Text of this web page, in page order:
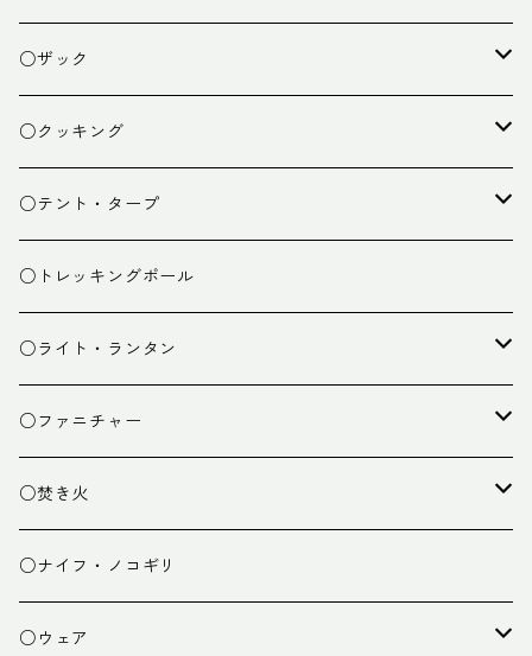
○ザック
ザック
スタッフバッグ
ザック小物
○クッキング
クッカー
バーナー
カトラリー
クッキング小物
○テント・タープ
テント
タープ
ペグ・ハンマー・小物
○トレッキングポール
○ライト・ランタン
ライト
ランタン
○ファニチャー
テーブル
チェア
○焚き火
焚き火台
焚き火小物
○ナイフ・ノコギリ
○ウェア